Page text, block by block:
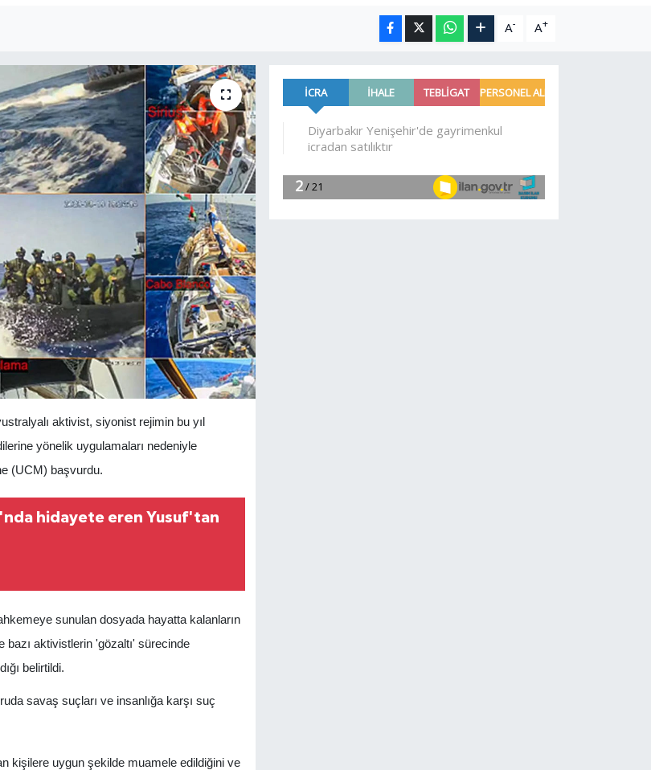
A- A+
aktivist, siyonist rejimin bu yıl
yönelik uygulamaları nedeniyle
(UCM) başvurdu.
hidayete eren Yusuf'tan
sunulan dosyada hayatta kalanların
bazı aktivistlerin 'gözaltı' sürecinde
belirtildi.
savaş suçları ve insanlığa karşı suç
kişilere uygun şekilde muamele edildiğini ve